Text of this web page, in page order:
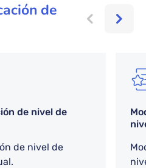
de
de nivel de
de nivel de